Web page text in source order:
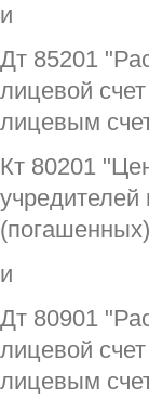
и
Дт 85201
лицевой
лицевым
Кт 80201
и
Дт 80901
лицевой
лицевым